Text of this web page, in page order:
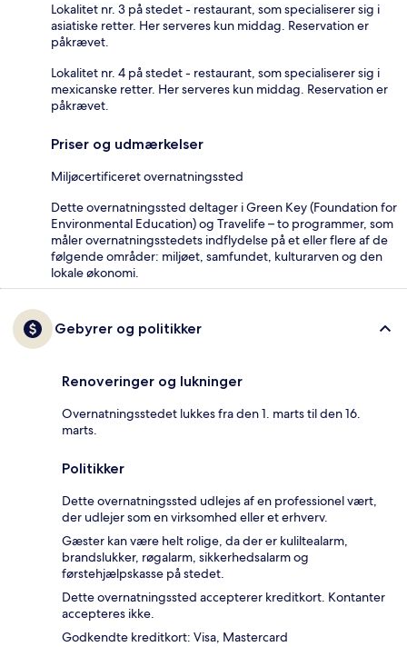
Lokalitet nr. 3 på stedet - restaurant, som specialiserer sig i
asiatiske retter. Her serveres kun middag. Reservation er
påkrævet.
Lokalitet nr. 4 på stedet - restaurant, som specialiserer sig i
mexicanske retter. Her serveres kun middag. Reservation er
påkrævet.
Priser og udmærkelser
Miljøcertificeret overnatningssted
Dette overnatningssted deltager i Green Key (Foundation for
Environmental Education) og Travelife – to programmer, som
måler overnatningsstedets indflydelse på et eller flere af de
følgende områder: miljøet, samfundet, kulturarven og den
lokale økonomi.
Gebyrer og politikker
Renoveringer og lukninger
Overnatningsstedet lukkes fra den 1. marts til den 16.
marts.
Politikker
Dette overnatningssted udlejes af en professionel vært,
der udlejer som en virksomhed eller et erhverv.
Gæster kan være helt rolige, da der er kuliltealarm,
brandslukker, røgalarm, sikkerhedsalarm og
førstehjælpskasse på stedet.
Dette overnatningssted accepterer kreditkort. Kontanter
accepteres ikke.
Godkendte kreditkort: Visa, Mastercard